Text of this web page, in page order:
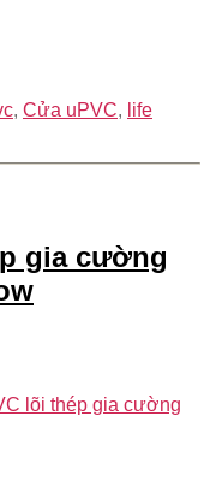
, Cửa uPVC, life
gia cường
lõi thép gia cường